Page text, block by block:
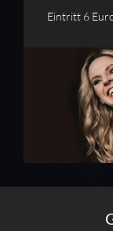
Eintritt 6